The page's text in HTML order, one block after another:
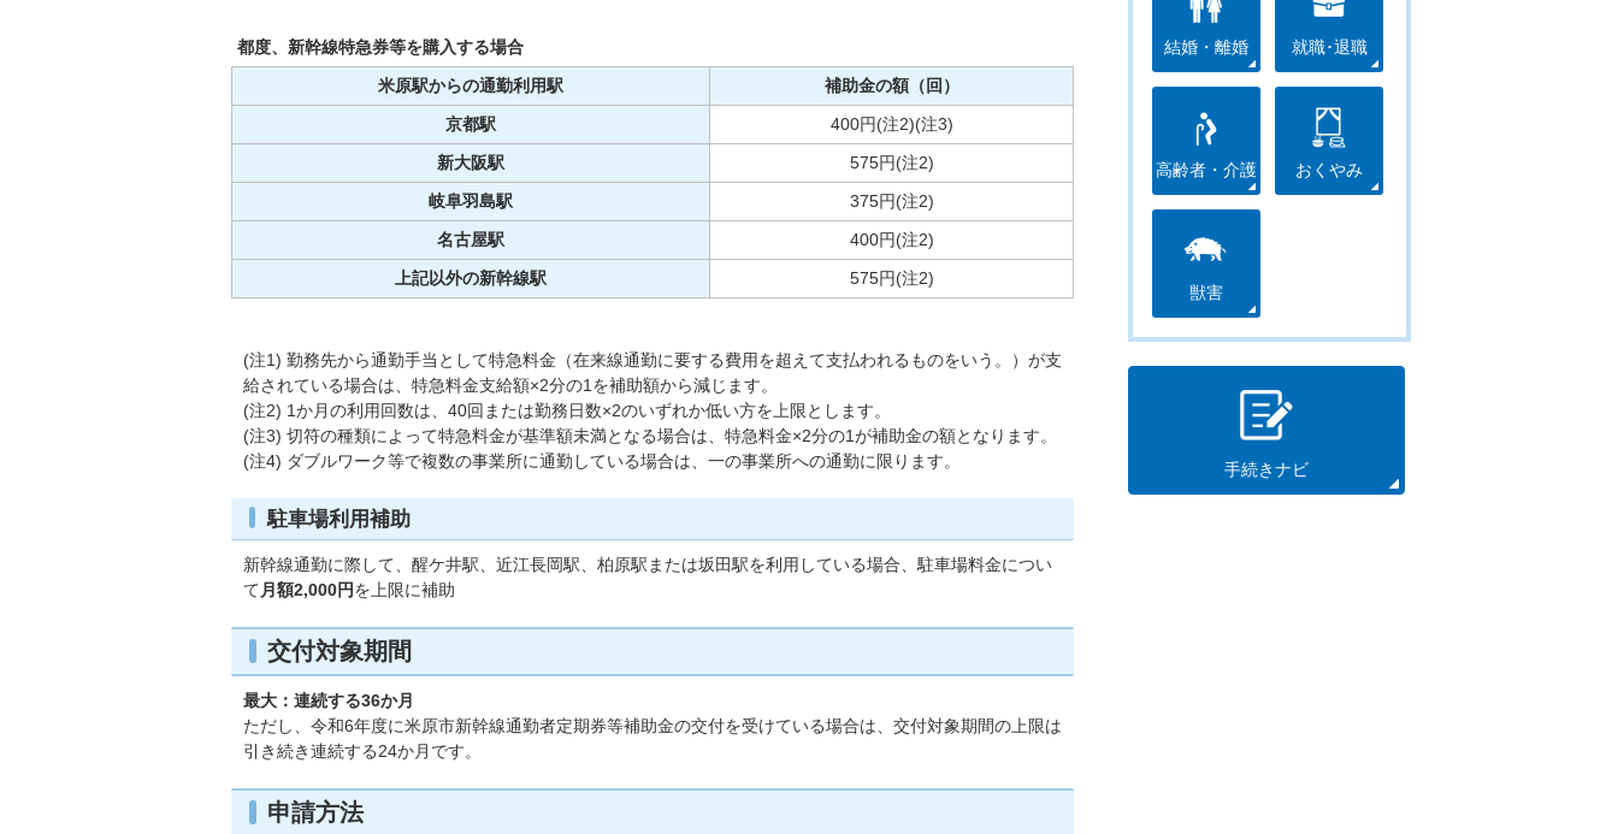
都度、新幹線特急券等を購入する場合
米原駅からの通勤利用駅
補助金の額（回）
京都駅
400円(注2)(注3)
新大阪駅
575円(注2)
岐阜羽島駅
375円(注2)
名古屋駅
400円(注2)
上記以外の新幹線駅
575円(注2)
(注1) 勤務先から通勤手当として特急料金（在来線通勤に要する費用を超えて支払われるものをいう。）が支
給されている場合は、特急料金支給額×2分の1を補助額から減じます。
(注2) 1か月の利用回数は、40回または勤務日数×2のいずれか低い方を上限とします。
(注3) 切符の種類によって特急料金が基準額未満となる場合は、特急料金×2分の1が補助金の額となります。
(注4) ダブルワーク等で複数の事業所に通勤している場合は、一の事業所への通勤に限ります。
駐車場利用補助
新幹線通勤に際して、醒ケ井駅、近江長岡駅、柏原駅または坂田駅を利用している場合、駐車場料金につい
て 月額2,000円を上限に補助
交付対象期間
最大：連続する36か月
ただし、令和6年度に米原市新幹線通勤者定期券等補助金の交付を受けている場合は、交付対象期間の上限は
引き続き連続する24か月です。
申請方法
結婚・離婚 就職･退職
高齢者・介護 おくやみ
獣害
手続きナビ